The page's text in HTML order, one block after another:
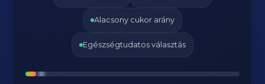
Alacsony cukor arány
Egészségtudatos választás